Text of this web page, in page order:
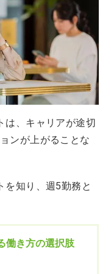
は、キャリアが途切
ンが上がることな
を知り、週5勤務と
働き方の選択肢